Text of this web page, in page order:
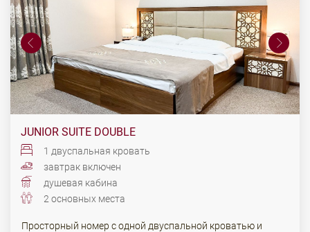
JUNIOR SUITE DOUBLE
1 двуспальная кровать
завтрак включен
душевая кабина
2 основных места
Просторный номер с одной двуспальной кроватью и